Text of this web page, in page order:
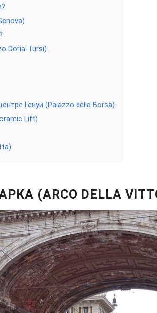
Doria-Tursi)
Генуи (Palazzo della Borsa)
Lift)
(ARCO DELLA